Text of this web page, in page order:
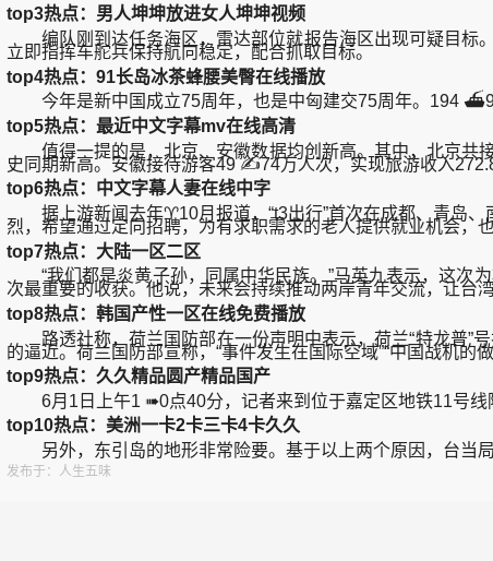
top3热点：男人坤坤放进女人坤坤视频
编队刚到达任务海区，雷达部位就报告海区出现可疑目标。
立即指挥车舵兵保持航向稳定，配合抓取目标。
top4热点：91长岛冰茶蜂腰美臀在线播放
今年是新中国成立75周年，也是中匈建交75周年。194 ⛴9
top5热点：最近中文字幕mv在线高清
值得一提的是，北京、安徽数据均创新高。其中，北京共接
史同期新高。安徽接待游客49 ✍74万人次，实现旅游收入
top6热点：中文字幕人妻在线中字
据上游新闻去年♈10月报道，“t3出行”首次在成都、青岛、
烈，希望通过定向招聘，为有求职需求的老人提供就业机会，
top7热点：大陆一区二区
“我们都是炎黄子孙，同属中华民族。”马英九表示，这次
次最重要的收获。他说，未来会持续推动两岸青年交流，让台
top8热点：韩国产性一区在线免费播放
路透社称，荷兰国防部在一份声明中表示，荷兰“特龙普”号
的逼近。荷兰国防部宣称，“事件发生在国际空域”“中国战机的
top9热点：久久精品圆产精品国产
6月1日上午1 ➠0点40分，记者来到位于嘉定区地铁11号线
top10热点：美洲一卡2卡三卡4卡久久
另外，东引岛的地形非常险要。基于以上两个原因，台当局
发布于：人生五味